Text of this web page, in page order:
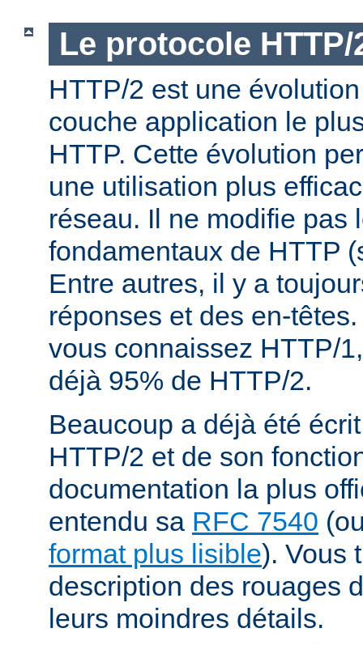
Le protocole HTTP/
HTTP/2 est une
couche application le
HTTP. Cette évolution
une utilisation plus
réseau. Il ne modifie pas
fondamentaux de HTTP
Entre autres, il y a
réponses et des en-
vous connaissez HTTP/
déjà 95% de HTTP/2.
Beaucoup a déjà été
HTTP/2 et de son
documentation la plus
entendu sa RFC 7540
format plus lisible). Vous
description des rouages
leurs moindres détails.